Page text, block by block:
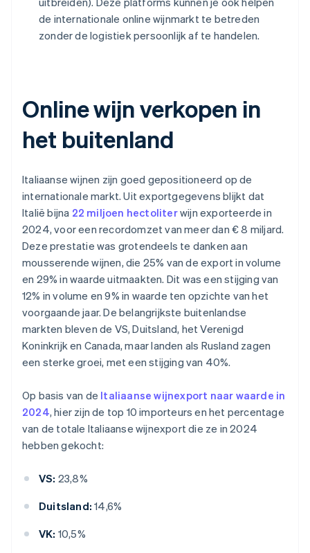
de internationale online wijnmarkt te betreden
zonder de logistiek persoonlijk af te handelen.
Online wijn verkopen in
het buitenland
Italiaanse wijnen zijn goed gepositioneerd op de
internationale markt. Uit exportgegevens blijkt dat
Italië bijna 22 miljoen hectoliterwijn exporteerde in
2024, voor een recordomzet van meer dan € 8 miljard.
Deze prestatie was grotendeels te danken aan
mousserende wijnen, die 25% van de export in volume
en 29% in waarde uitmaakten. Dit was een stijging van
12% in volume en 9% in waarde ten opzichte van het
voorgaande jaar. De belangrijkste buitenlandse
markten bleven de VS, Duitsland, het Verenigd
Koninkrijk en Canada, maar landen als Rusland zagen
een sterke groei, met een stijging van 40%.
Op basis van de Italiaanse wijnexport naar waarde in
2024, hier zijn de top 10 importeurs en het percentage
van de totale Italiaanse wijnexport die ze in 2024
hebben gekocht:
VS: 23,8%
Duitsland: 14,6%
VK: 10,5%